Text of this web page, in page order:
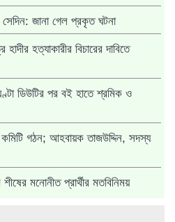
সেদিন: জানা গেল প্রকৃত ঘটনা
হত্যাকারীর বিচারের দাবিতে
ডিউটির পর বই হাতে শ্রমিক ও
গঠন; আহবায়ক তাজউদ্দিন, সদস্য
মনোনীত প্রার্থীর মতবিনিময়